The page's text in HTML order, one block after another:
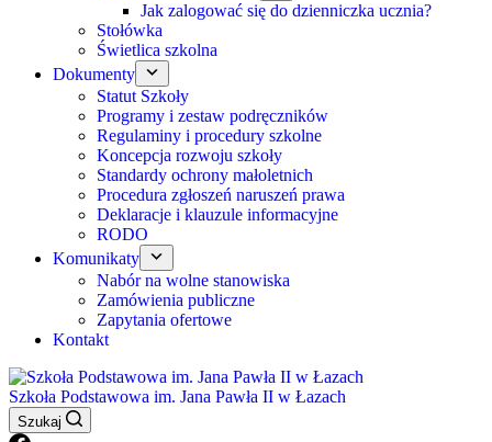
Jak zalogować się do dzienniczka ucznia?
Stołówka
Świetlica szkolna
Dokumenty
Statut Szkoły
Programy i zestaw podręczników
Regulaminy i procedury szkolne
Koncepcja rozwoju szkoły
Standardy ochrony małoletnich
Procedura zgłoszeń naruszeń prawa
Deklaracje i klauzule informacyjne
RODO
Komunikaty
Nabór na wolne stanowiska
Zamówienia publiczne
Zapytania ofertowe
Kontakt
Szkoła Podstawowa im. Jana Pawła II w Łazach
Szukaj